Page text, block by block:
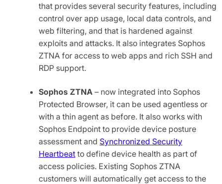
that provides several security features, including
control over app usage, local data controls, and
web filtering, and that is hardened against
exploits and attacks. It also integrates Sophos
ZTNA for access to web apps and rich SSH and
RDP support.
Sophos ZTNA – now integrated into Sophos
Protected Browser, it can be used agentless or
with a thin agent as before. It also works with
Sophos Endpoint to provide device posture
assessment and Synchronized Security
Heartbeat to define device health as part of
access policies. Existing Sophos ZTNA
customers will automatically get access to the